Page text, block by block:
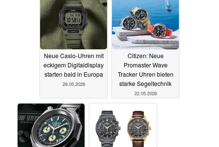
Neue Casio-Uhren mit
eckigem Digitaldisplay
starten bald in Europa
28.05.2026
Citizen: Neue
Promaster Wave
Tracker Uhren bieten
starke Segeltechnik
22.05.2026